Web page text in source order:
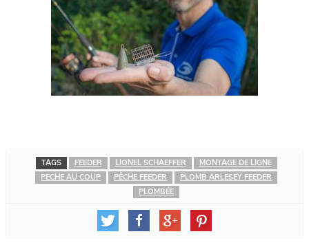
TAGS FEEDER LIONEL SCHAEFFER
MONTAGE DE LIGNE
PECHE AU COUP
PÊCHE FEEDER
PLOMB ARLESEY FEEDER
PLOMBÉE